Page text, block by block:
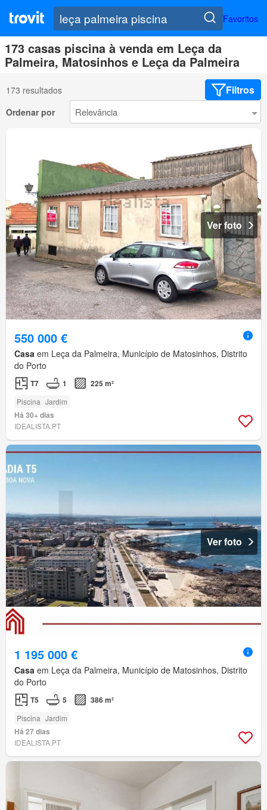
Favoritos
173 casas piscina à venda em Leça da
Palmeira, Matosinhos e Leça da Palmeira
173 resultados Filtros
Ordenar por
Ver foto
550 000 €
Casa em Leça da Palmeira, Município de Matosinhos, Distrito
do Porto
T7 1 225 m²
Piscina Jardim
Há 30+ dias
IDEALISTA.PT
Ver foto
1 195 000 €
Casa em Leça da Palmeira, Município de Matosinhos, Distrito
do Porto
T5 5 386 m²
Piscina Jardim
Há 27 dias
IDEALISTA.PT